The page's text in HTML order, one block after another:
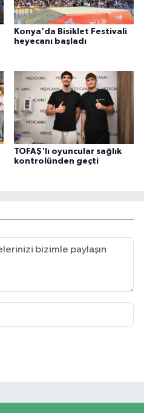
Konya'da Bisiklet Festivali
heyecanı başladı
TOFAŞ'lı oyuncular sağlık
kontrolünden geçti